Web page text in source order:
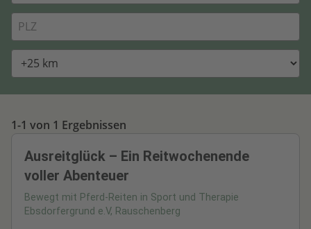
1-1 von 1 Ergebnissen
Ausreitglück – Ein Reitwochenende
voller Abenteuer
Bewegt mit Pferd-Reiten in Sport und Therapie
Ebsdorfergrund e.V, Rauschenberg